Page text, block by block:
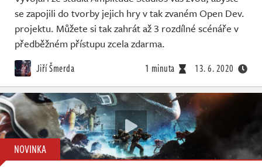
se zapojili do tvorby jejich hry v tak zvaném Open Dev.
projektu. Můžete si tak zahrát až 3 rozdílné scénáře v
předběžném přístupu zcela zdarma.
Jiří Šmerda 1 minuta 13. 6. 2020
NOVINKA